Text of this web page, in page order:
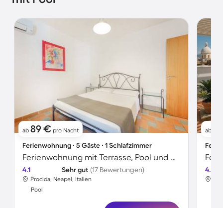
ab 89 € pro Nacht
Ferienwohnung ∙ 5 Gäste ∙ 1 Schlafzimmer
Ferienwohnung mit Terrasse, Pool und Grill | Gartenblick | Strand in der Nähe
4.1 Sehr gut (17 Bewertungen)
Procida, Neapel, Italien
Pool
ab
4.0